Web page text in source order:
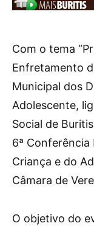
Com o tema
Enfretamento
Municipal dos
Adolescente,
Social de
6ª Conferência
Criança e do
Câmara de
O objetivo do